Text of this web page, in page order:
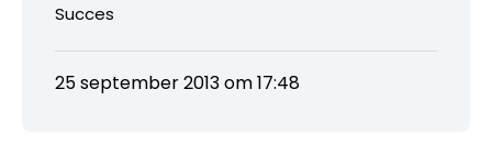
Succes
25 september 2013 om 17:48